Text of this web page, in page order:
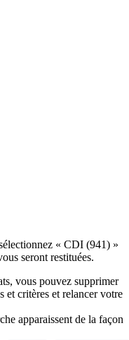
« CDI (941) »
seront restituées.
vous pouvez supprimer
et critères et relancer votre
apparaissent de la façon